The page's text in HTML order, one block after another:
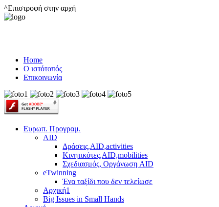
^Επιστροφή στην αρχή
Home
Ο ιστότοπός
Επικοινωνία
Ευρωπ. Προγραμ.
AID
Δράσεις,AID,activities
Κινητικότες,AID,mobilities
Σχεδιασμός, Οργάνωση AID
eTwinning
Ένα ταξίδι που δεν τελείωσε
Αρχική1
Big Issues in Small Hands